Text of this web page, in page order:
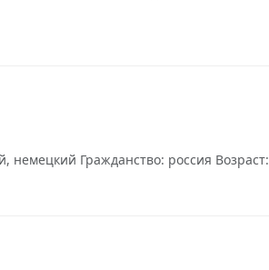
Гражданство: россия